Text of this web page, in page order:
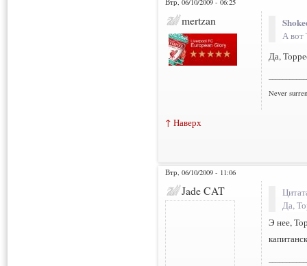
mertzan
А вот
Да,
Never
↑ Наверх
Втр, 06/10/2009 - 11:06
Jade CAT
Да,
Э нее,